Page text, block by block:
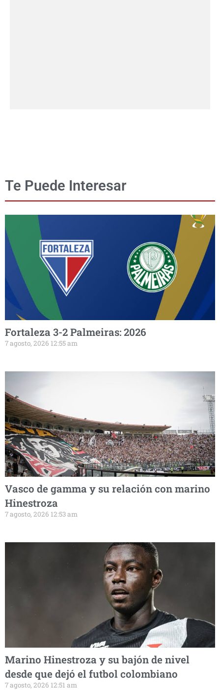
Te Puede Interesar
Fortaleza 3-2 Palmeiras: 2026
7 agosto, 2026 12:55 am
Vasco de gamma y su relación con marino
Hinestroza
7 agosto, 2026 12:53 am
Marino Hinestroza y su bajón de nivel
desde que dejó el futbol colombiano
7 agosto, 2026 12:51 am